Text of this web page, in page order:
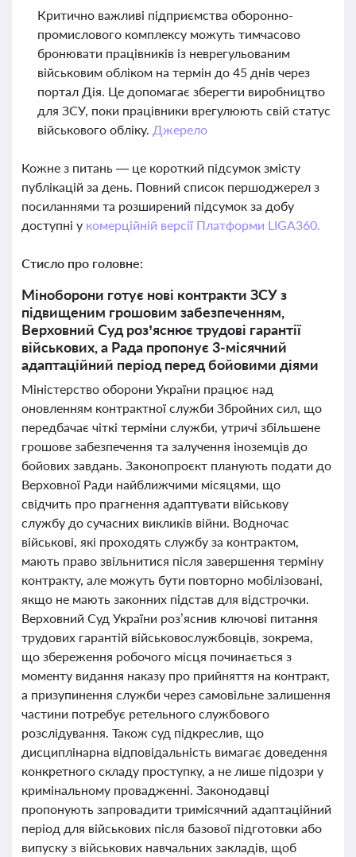
Критично важливі підприємства оборонно-
промислового комплексу можуть тимчасово
бронювати працівників із неврегульованим
військовим обліком на термін до 45 днів через
портал Дія. Це допомагає зберегти виробництво
для ЗСУ, поки працівники врегулюють свій статус
військового обліку. Джерело
Кожне з питань — це короткий підсумок змісту
публікацій за день. Повний список першоджерел з
посиланнями та розширений підсумок за добу
доступні у комерційній версії Платформи LIGA360.
Стисло про головне:
Міноборони готує нові контракти ЗСУ з
підвищеним грошовим забезпеченням,
Верховний Суд роз’яснює трудові гарантії
військових, а Рада пропонує 3-місячний
адаптаційний період перед бойовими діями
Міністерство оборони України працює над
оновленням контрактної служби Збройних сил, що
передбачає чіткі терміни служби, утричі збільшене
грошове забезпечення та залучення іноземців до
бойових завдань. Законопроєкт планують подати до
Верховної Ради найближчими місяцями, що
свідчить про прагнення адаптувати військову
службу до сучасних викликів війни. Водночас
військові, які проходять службу за контрактом,
мають право звільнитися після завершення терміну
контракту, але можуть бути повторно мобілізовані,
якщо не мають законних підстав для відстрочки.
Верховний Суд України роз’яснив ключові питання
трудових гарантій військовослужбовців, зокрема,
що збереження робочого місця починається з
моменту видання наказу про прийняття на контракт,
а призупинення служби через самовільне залишення
частини потребує ретельного службового
розслідування. Також суд підкреслив, що
дисциплінарна відповідальність вимагає доведення
конкретного складу проступку, а не лише підозри у
кримінальному провадженні. Законодавці
пропонують запровадити тримісячний адаптаційний
період для військових після базової підготовки або
випуску з військових навчальних закладів, щоб